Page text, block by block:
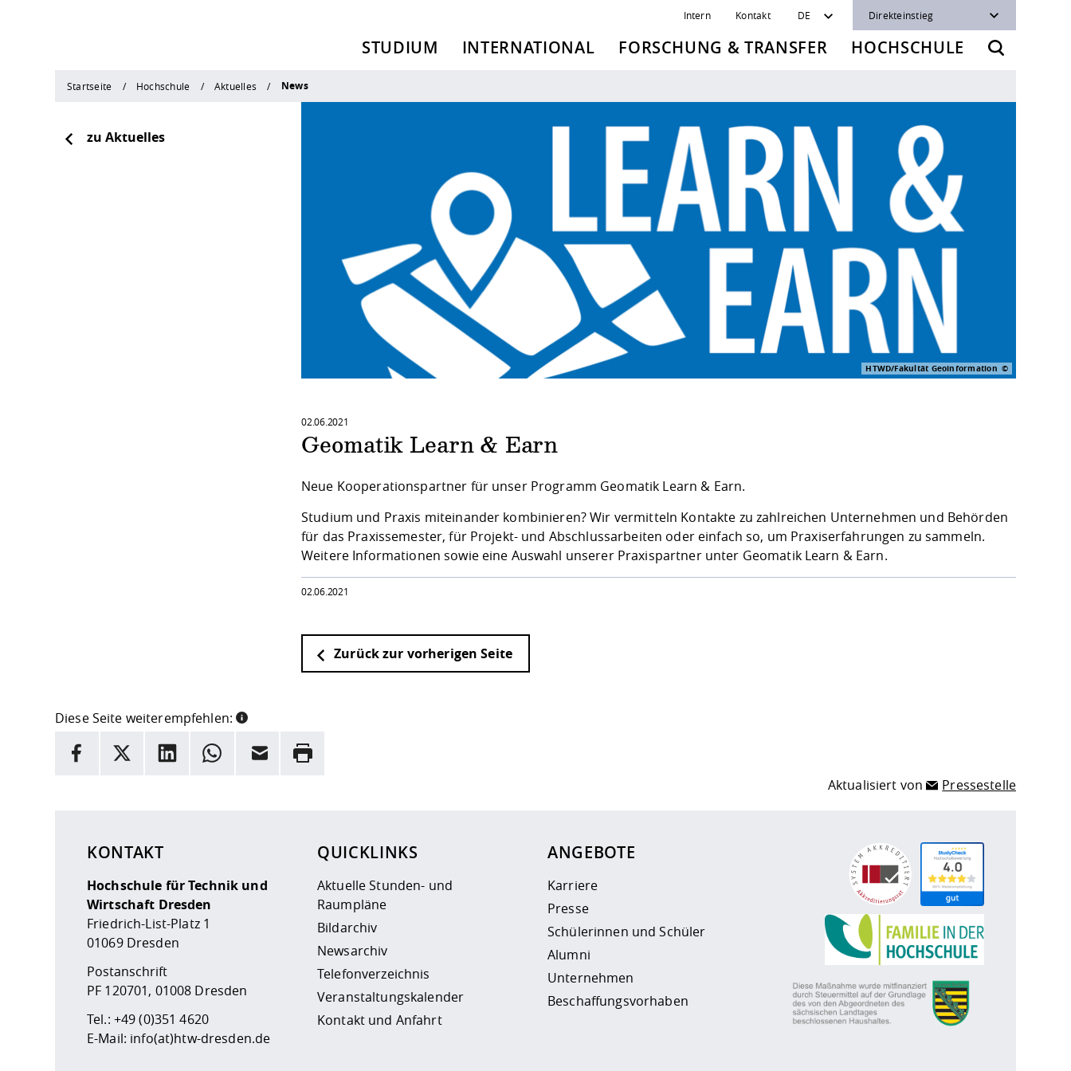
Intern Kontakt DE Direkteinstieg
STUDIUM INTERNATIONAL FORSCHUNG & TRANSFER HOCHSCHULE
Startseite Hochschule Aktuelles News
zu Aktuelles
HTWD/Fakultät Geoinformation
02.06.2021
Geomatik Learn & Earn
Neue Kooperationspartner für unser Programm Geomatik Learn & Earn.
Studium und Praxis miteinander kombinieren? Wir vermitteln Kontakte zu zahlreichen Unternehmen und Behörden
für das Praxissemester, für Projekt- und Abschlussarbeiten oder einfach so, um Praxiserfahrungen zu sammeln.
Weitere Informationen sowie eine Auswahl unserer Praxispartner unter Geomatik Learn & Earn.
02.06.2021
Zurück zur vorherigen Seite
Diese Seite weiterempfehlen:
INFORMATION
Facebook
X LinkedInWhatsappE-Mail Drucken
Aktualisiert von Pressestelle
KONTAKT
Hochschule für Technik und
Wirtschaft Dresden
Friedrich-List-Platz 1
01069 Dresden
Postanschrift
PF 120701, 01008 Dresden
Tel.: +49 (0)351 4620
E-Mail: info(at)htw-dresden.de
QUICKLINKS
Aktuelle Stunden- und
Raumpläne
Bildarchiv
Newsarchiv
Telefonverzeichnis
Veranstaltungskalender
Kontakt und Anfahrt
ANGEBOTE
Karriere
Presse
Schülerinnen und Schüler
Alumni
Unternehmen
Beschaffungsvorhaben